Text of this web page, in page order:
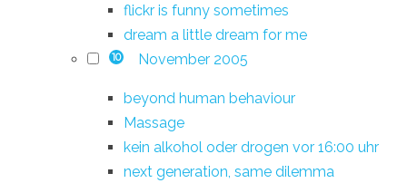
flickr is funny sometimes
dream a little dream for me
10 November 2005
beyond human behaviour
Massage
kein alkohol oder drogen vor 16:00 uhr
next generation, same dilemma